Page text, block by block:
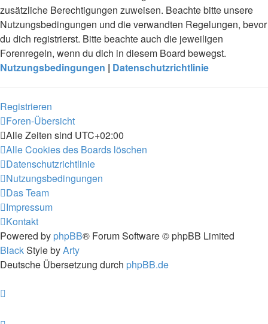
zusätzliche Berechtigungen zuweisen. Beachte bitte unsere
Nutzungsbedingungen und die verwandten Regelungen, bevor
du dich registrierst. Bitte beachte auch die jeweiligen
Forenregeln, wenn du dich in diesem Board bewegst.
Nutzungsbedingungen | Datenschutzrichtlinie
Registrieren
Foren-Übersicht
Alle Zeiten sind UTC+02:00
Alle Cookies des Boards löschen
Datenschutzrichtlinie
Nutzungsbedingungen
Das Team
Impressum
Kontakt
Powered by phpBB® Forum Software © phpBB Limited
BlackStyle byArty
Deutsche Übersetzung durch phpBB.de